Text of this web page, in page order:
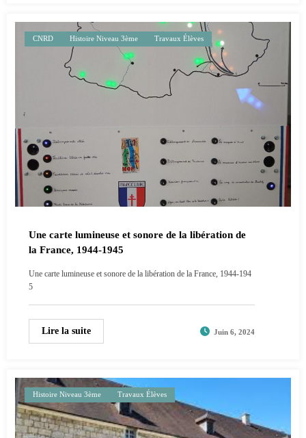
CNRD Histoire Niveau 3ème Travaux Élèves
Une carte lumineuse et sonore de la libération de
la France, 1944-1945
Une carte lumineuse et sonore de la libération de la France, 1944-194
5
Lire la suite Juin 6, 2024
Histoire Niveau 3ème Travaux Élèves